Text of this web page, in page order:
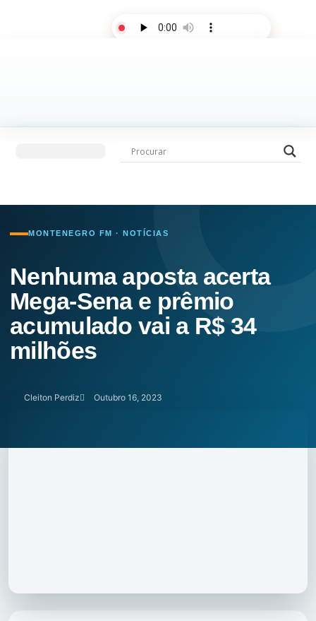
MONTENEGRO FM · NOTÍCIAS
Nenhuma aposta acerta
Mega-Sena e prêmio
acumulado vai a R$ 34
milhões
Cleiton Perdiz Outubro 16, 2023